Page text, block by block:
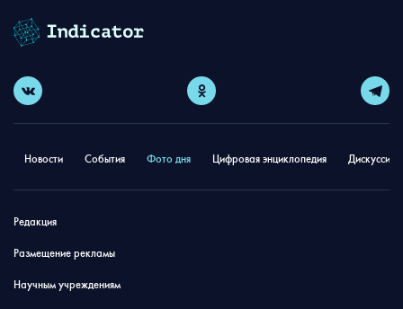
Новости События Фото дня Цифровая энциклопедия
Редакция
Размещение рекламы
Научным учреждениям